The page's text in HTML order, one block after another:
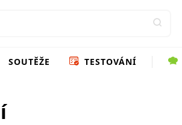
SOUTĚŽE TESTOVÁNÍ